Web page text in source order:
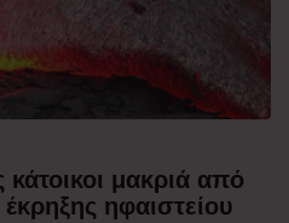
κάτοικοι μακριά από
ηφαιστείου